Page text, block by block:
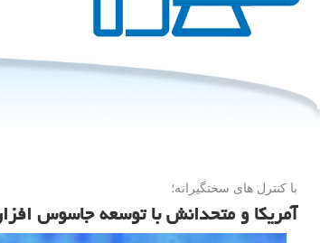
با كنترل های سختگیرانه؛
آمریکا و متحدانش با توسعه جاسوس